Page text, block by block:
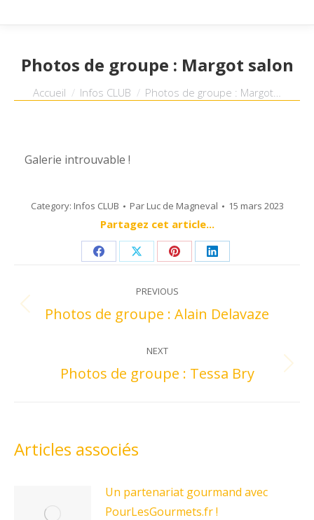
Photos de groupe : Margot salon
Vous êtes ici :
Accueil Infos CLUB Photos de groupe : Margot…
Galerie introuvable !
Category: Infos CLUB Par Luc de Magneval 15 mars 2023
Partagez cet article...
Share Share Share Share
navigation
PREVIOUS
Previous
Photos de groupe : Alain Delavaze
NEXT
Next
Photos de groupe : Tessa Bry
Articles associés
Un partenariat gourmand avec
PourLesGourmets.fr !